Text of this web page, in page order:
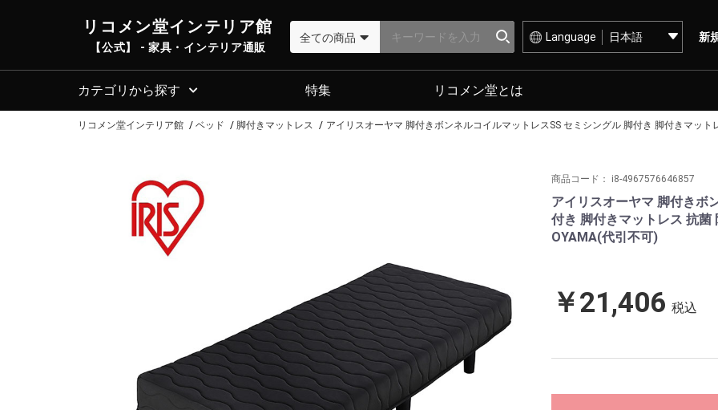
リコメン堂インテリア館
【公式】 - 家具・インテリア通販
Language 新
カテゴリから探す 特集 リコメン堂とは
リコメン堂インテリア館 ベッド 脚付きマットレス アイリスオーヤマ 脚付きボンネルコイルマットレスSS セミシングル 脚付き 脚付きマット
商品コード： i8-4967576646857
アイリスオーヤマ 脚付きボ
付き 脚付きマットレス 抗菌
OYAMA(代引不可)
￥21,406 税込